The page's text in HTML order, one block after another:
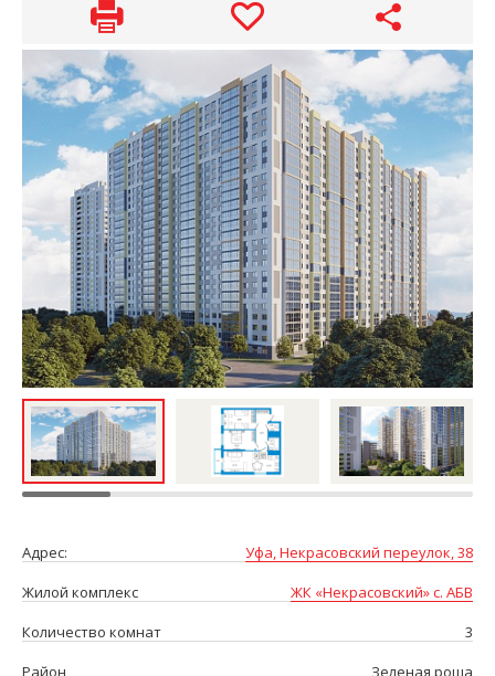
Адрес:
Уфа, Некрасовский переулок, 38
Жилой комплекс
ЖК «Некрасовский» с. АБВ
Количество комнат
3
Район
Зеленая роща